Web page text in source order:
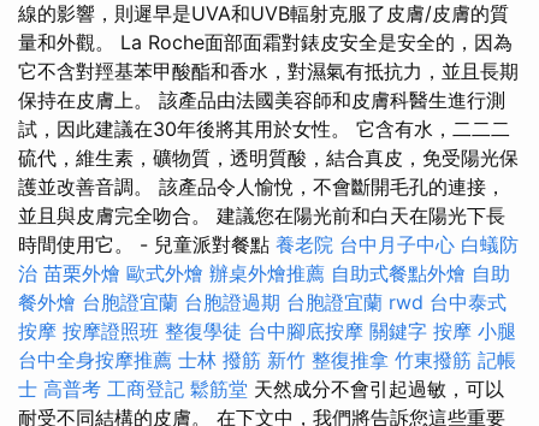
線的影響，則遲早是UVA和UVB輻射克服了皮膚/皮膚的質
量和外觀。 La Roche面部面霜對錶皮安全是安全的，因為
它不含對羥基苯甲酸酯和香水，對濕氣有抵抗力，並且長期
保持在皮膚上。 該產品由法國美容師和皮膚科醫生進行測
試，因此建議在30年後將其用於女性。 它含有水，二二二
硫代，維生素，礦物質，透明質酸，結合真皮，免受陽光保
護並改善音調。 該產品令人愉悅，不會斷開毛孔的連接，
並且與皮膚完全吻合。 建議您在陽光前和白天在陽光下長
時間使用它。 - 兒童派對餐點 養老院 台中月子中心 白蟻防
治 苗栗外燴 歐式外燴 辦桌外燴推薦 自助式餐點外燴 自助
餐外燴 台胞證宜蘭 台胞證過期 台胞證宜蘭 rwd 台中泰式
按摩 按摩證照班 整復學徒 台中腳底按摩 關鍵字 按摩 小腿
台中全身按摩推薦 士林 撥筋 新竹 整復推拿 竹東撥筋 記帳
士 高普考 工商登記 鬆筋堂 天然成分不會引起過敏，可以
耐受不同結構的皮膚。 在下文中，我們將告訴您這些重要